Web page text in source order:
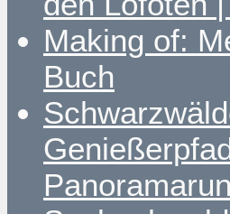
Making of:
Buch